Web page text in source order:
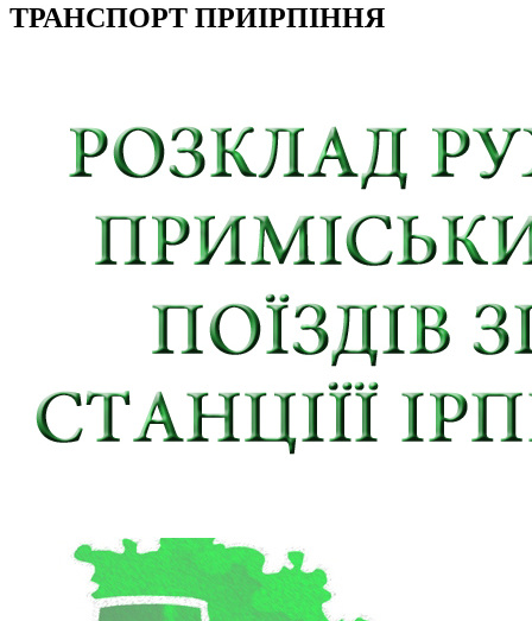
ТРАНСПОРТ ПРИІРПІННЯ